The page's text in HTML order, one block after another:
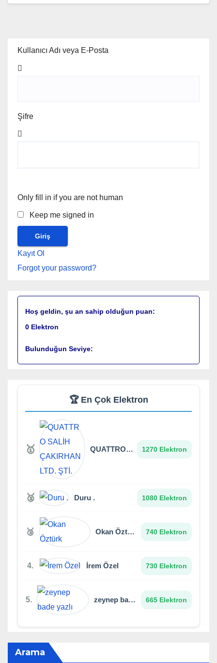
Kullanıcı Adı veya E-Posta
Şifre
Only fill in if you are not human
Keep me signed in
Kayıt Ol
Forgot your password?
Hoş geldin, şu an sahip olduğun puan:
0 Elektron
Bulunduğun Seviye:
🏆 En Çok Elektron
🥇 QUATTRO SALİH ÇAKIRHAN LTD. ŞTİ. 1270 Elektron
🥈 Duru . 1080 Elektron
🥉 Okan Öztürk 740 Elektron
4. İrem Özel 730 Elektron
5. zeynep bade yazlı 665 Elektron
Arama